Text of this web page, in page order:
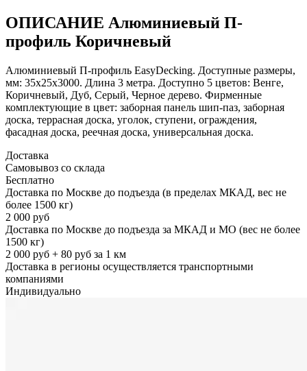
ОПИСАНИЕ Алюминиевый П-
профиль Коричневый
Алюминиевый П-профиль EasyDecking. Доступные размеры,
мм: 35x25x3000. Длина 3 метра. Доступно 5 цветов: Венге,
Коричневый, Дуб, Серый, Черное дерево. Фирменные
комплектующие в цвет: заборная панель шип-паз, заборная
доска, террасная доска, уголок, ступени, ограждения,
фасадная доска, реечная доска, универсальная доска.
Доставка
Самовывоз со склада
Бесплатно
Доставка по Москве до подъезда (в пределах МКАД, вес не
более 1500 кг)
2 000 руб
Доставка по Москве до подъезда за МКАД и МО (вес не более
1500 кг)
2 000 руб + 80 руб за 1 км
Доставка в регионы осуществляется транспортными
компаниями
Индивидуально